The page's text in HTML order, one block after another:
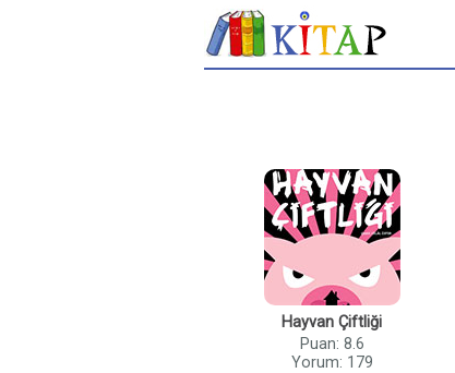
Hayvan Çiftliği
Puan: 8.6
Yorum: 179